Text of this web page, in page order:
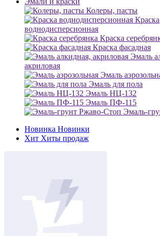
Колеры, пасты
Краска
воднодисперсионная
Краска
Краска фасадная
Эмаль
акриловая
Эмаль
Эмаль для пола
Эмаль НЦ-132
Эмаль ПФ-115
Эмаль-
Новинка Новинки
Хит Хиты продаж